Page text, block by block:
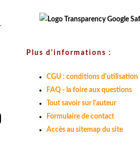
Plus d'informations :
CGU : conditions d'utilisation
FAQ - la foire aux questions
Tout savoir sur l'auteur
Formulaire de contact
Accès au sitemap du site